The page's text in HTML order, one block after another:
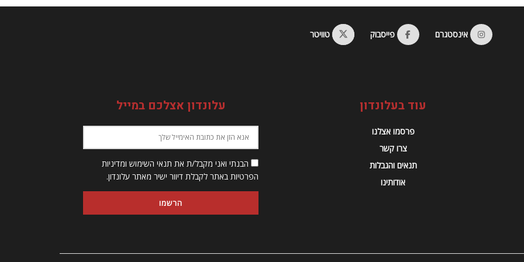
אינסטגרם פייסבוק טוויטר
עוד בעלונדון
פרסמו אצלנו
צרו קשר
תנאים והגבלות
אודותינו
עלונדון אצלכם במייל
הבנתי ואני מקבל/ת את תנאי השימוש ומדיניות
הפרטיות באתר לקבלת דיוור ישיר מאתר עלונדון.